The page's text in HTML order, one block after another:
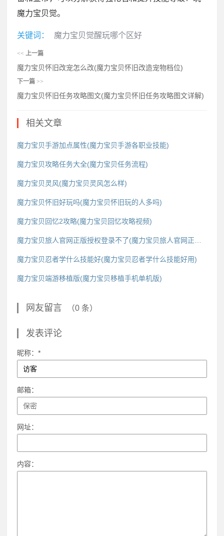
魔力宝贝觉。
关键词： 魔力宝贝觉醒玩哪个区好
<< 上一篇
魔力宝贝怀旧改宠怎么改(魔力宝贝怀旧改造宠物档位)
下一篇 >>
魔力宝贝怀旧任务攻略图文(魔力宝贝怀旧任务攻略图文详解)
相关文章
魔力宝贝手游加点属性(魔力宝贝手游各职业技能)
魔力宝贝攻略任务大全(魔力宝贝任务流程)
魔力宝贝灵风(魔力宝贝灵风怎么样)
魔力宝贝怀旧好玩吗(魔力宝贝怀旧玩的人多吗)
魔力宝贝回忆2攻略(魔力宝贝回忆攻略视频)
魔力宝贝忍者学什么技能好(魔力宝贝忍者学什么技能好用)
魔力宝贝端游移植版(魔力宝贝移植手机单机版)
网友留言 （0 条）
发表评论
昵称：*
邮箱：
网址：
内容：